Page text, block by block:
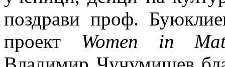
поздрави проф.
проект Women in